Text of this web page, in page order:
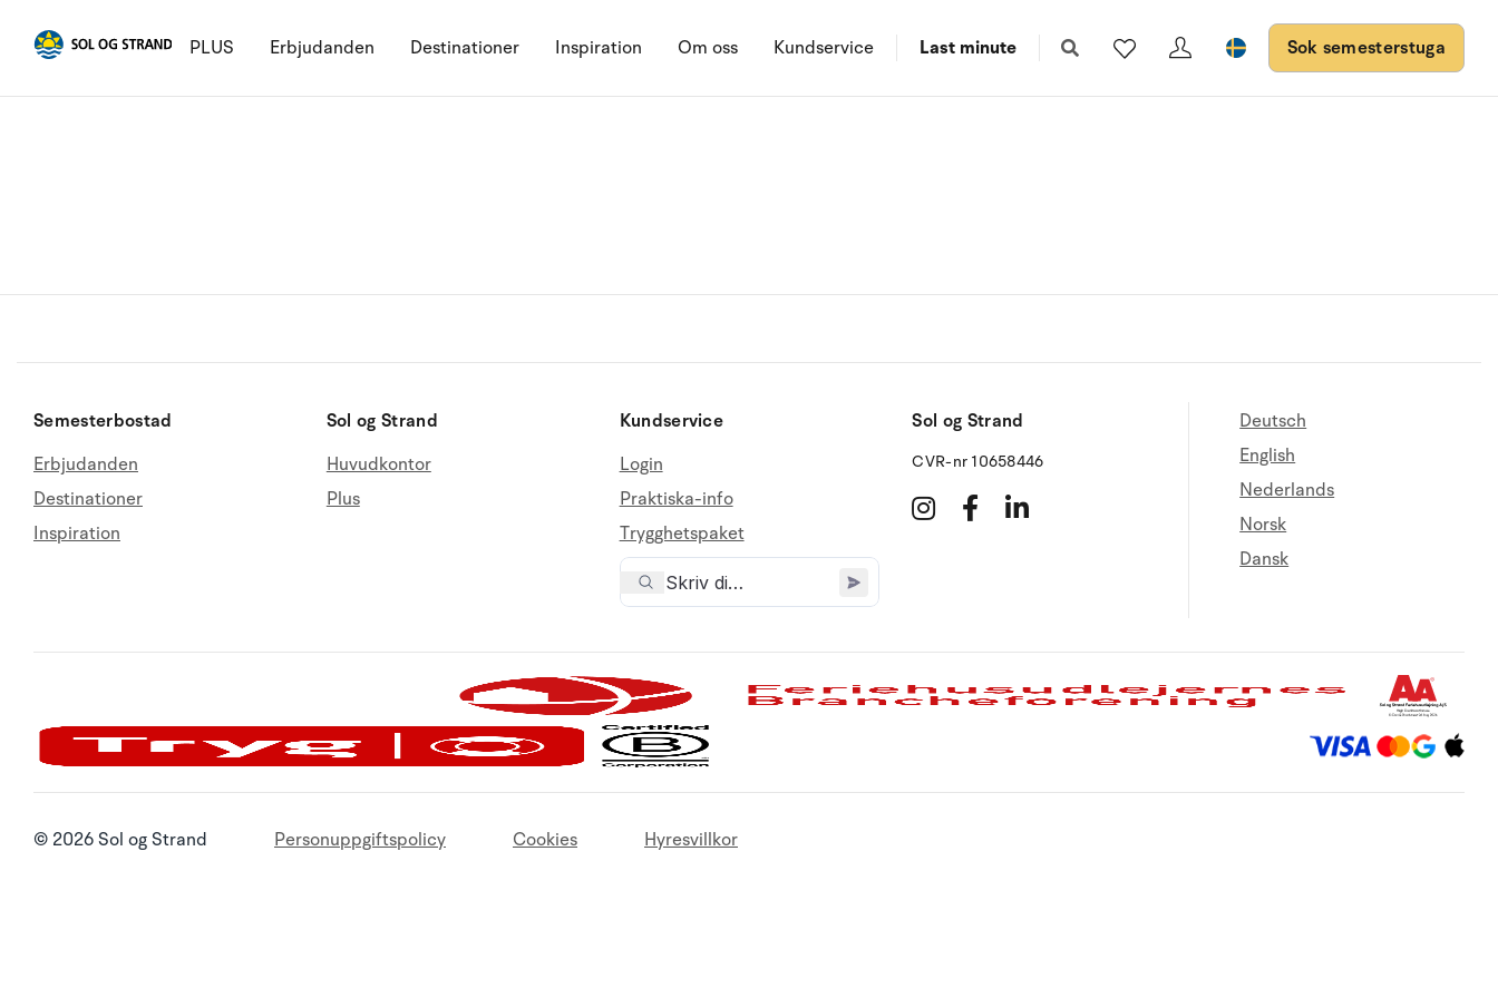
PLUS Erbjudanden Destinationer Inspiration Om oss Kundservice Last minute Sok semesterstuga
Semesterbostad
Erbjudanden
Destinationer
Inspiration
Sol og Strand
Huvudkontor
Plus
Kundservice
Login
Praktiska-info
Trygghetspaket
Sol og Strand
CVR-nr 10658446
Deutsch
English
Nederlands
Norsk
Dansk
© 2026 Sol og Strand Personuppgiftspolicy Cookies Hyresvillkor